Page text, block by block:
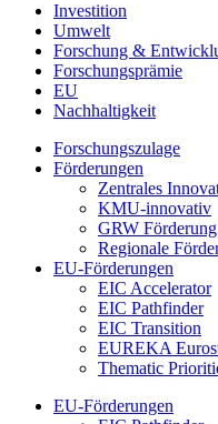
Investition
Umwelt
Forschung &
Forschungsprämie
EU
Nachhaltigkeit
Forschungszulage
Förderungen
Zentrales
KMU-innovativ
GRW Förderung
Regionale
EU-Förderungen
EIC Accelerator
EIC Pathfinder
EIC Transition
EUREKA
Thematic
EU-Förderungen